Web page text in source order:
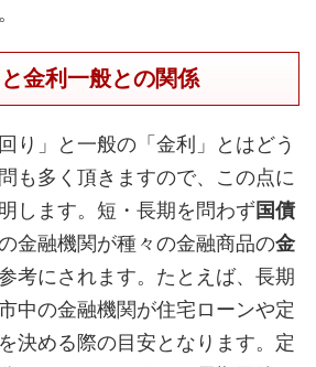
金利一般との関係
り」と一般の「金利」とはどう
も多く頂きますので、この点に
します。短・長期を問わず国債
金融機関が種々の金融商品の金
考にされます。たとえば、長期
中の金融機関が住宅ローンや定
決める際の目安となります。定